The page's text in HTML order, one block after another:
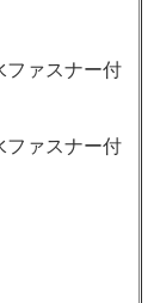
ファスナー付
ファスナー付